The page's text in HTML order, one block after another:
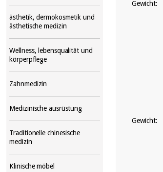
ästhetik, dermokosmetik und
ästhetische medizin
Wellness, lebensqualität und
körperpflege
Zahnmedizin
Medizinische ausrüstung
Traditionelle chinesische
medizin
Klinische möbel
Gewicht:
Gewicht: